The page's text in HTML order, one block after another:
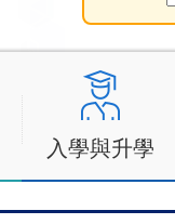
入學與升學